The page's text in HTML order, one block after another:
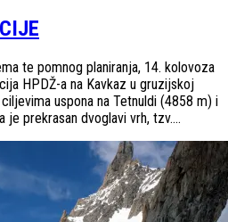
te pomnog planiranja, 14. kolovoza
HPDŽ-a na Kavkaz u gruzijskoj
uspona na Tetnuldi (4858 m) i
je prekrasan dvoglavi vrh, tzv....